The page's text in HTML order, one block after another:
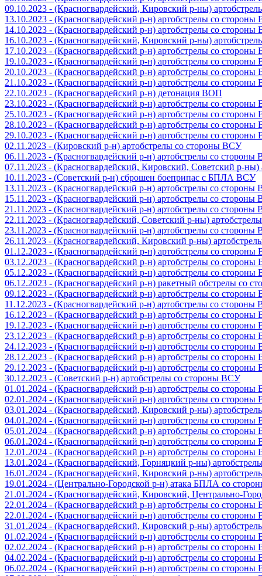
09.10.2023 - (Красногвардейский, Кировский р-ны)
13.10.2023 - (Красногвардейский р-н) артобстрелы со
14.10.2023 - (Красногвардейский р-н) артобстрелы со
16.10.2023 - (Красногвардейский, Кировский р-ны)
17.10.2023 - (Красногвардейский р-н) артобстрелы со
19.10.2023 - (Красногвардейский р-н) артобстрелы со
20.10.2023 - (Красногвардейский р-н) артобстрелы со
21.10.2023 - (Красногвардейский р-н) артобстрелы со
22.10.2023 - (Красногвардейский р-н) детонация ВОП
23.10.2023 - (Красногвардейский р-н) артобстрелы со
25.10.2023 - (Красногвардейский р-н) артобстрелы со
28.10.2023 - (Красногвардейский р-н) артобстрелы со
29.10.2023 - (Красногвардейский р-н) артобстрелы со
02.11.2023 - (Кировский р-н) артобстрелы со стороны ВСУ
06.11.2023 - (Красногвардейский р-н) артобстрелы со стороны
07.11.2023 - (Красногвардейский, Кировский, Советский р-
10.11.2023 - (Советский р-н) сброшен боеприпас с БПЛА ВСУ
13.11.2023 - (Красногвардейский р-н) артобстрелы со стороны
15.11.2023 - (Красногвардейский р-н) артобстрелы со стороны
21.11.2023 - (Красногвардейский р-н) артобстрелы со стороны
22.11.2023 - (Красногвардейский, Советский р-ны)
23.11.2023 - (Красногвардейский р-н) артобстрелы со стороны
26.11.2023 - (Красногвардейский, Кировский р-ны)
01.12.2023 - (Красногвардейский р-н) артобстрелы со
03.12.2023 - (Красногвардейский р-н) артобстрелы со
05.12.2023 - (Красногвардейский р-н) артобстрелы со
06.12.2023 - (Красногвардейский р-н) ракетный обстрелы со
09.12.2023 - (Красногвардейский р-н) артобстрелы со
11.12.2023 - (Красногвардейский р-н) артобстрелы со стороны
16.12.2023 - (Красногвардейский р-н) артобстрелы со
19.12.2023 - (Красногвардейский р-н) артобстрелы со
23.12.2023 - (Красногвардейский р-н) артобстрелы со
24.12.2023 - (Красногвардейский р-н) артобстрелы со
28.12.2023 - (Красногвардейский р-н) артобстрелы со
29.12.2023 - (Красногвардейский р-н) артобстрелы со
30.12.2023 - (Советский р-н) артобстрелы со стороны ВСУ
01.01.2024 - (Красногвардейский р-н) артобстрелы со
02.01.2024 - (Красногвардейский р-н) артобстрелы со
03.01.2024 - (Красногвардейский, Кировский р-ны)
04.01.2024 - (Красногвардейский р-н) артобстрелы со
05.01.2024 - (Красногвардейский р-н) артобстрелы со
06.01.2024 - (Красногвардейский р-н) артобстрелы со
12.01.2024 - (Красногвардейский р-н) артобстрелы со
13.01.2024 - (Красногвардейский, Горняцкий р-ны)
16.01.2024 - (Красногвардейский, Кировский р-ны)
19.01.2024 - (Центрально-Городской р-н) атака БПЛА со
21.01.2024 - (Красногвардейский, Кировский, Центрально-
22.01.2024 - (Красногвардейский р-н) артобстрелы со
22.01.2024 - (Красногвардейский р-н) артобстрелы со
31.01.2024 - (Красногвардейский, Кировский р-ны)
01.02.2024 - (Красногвардейский р-н) артобстрелы со
02.02.2024 - (Красногвардейский р-н) артобстрелы со
04.02.2024 - (Красногвардейский р-н) артобстрелы со
06.02.2024 - (Красногвардейский р-н) артобстрелы со